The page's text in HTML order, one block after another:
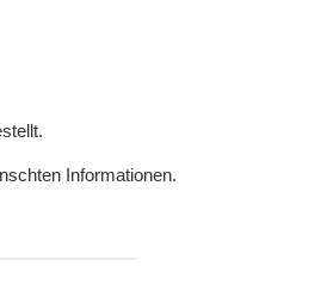
Informationen.